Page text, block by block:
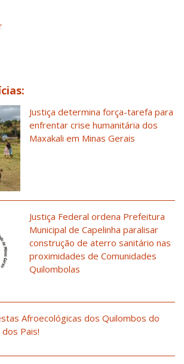
Justiça determina força-tarefa para
enfrentar crise humanitária dos
Maxakali em Minas Gerais
Justiça Federal ordena Prefeitura
Municipal de Capelinha paralisar
construção de aterro sanitário nas
proximidades de Comunidades
Quilombolas
Afroecológicas dos Quilombos do
Pais!